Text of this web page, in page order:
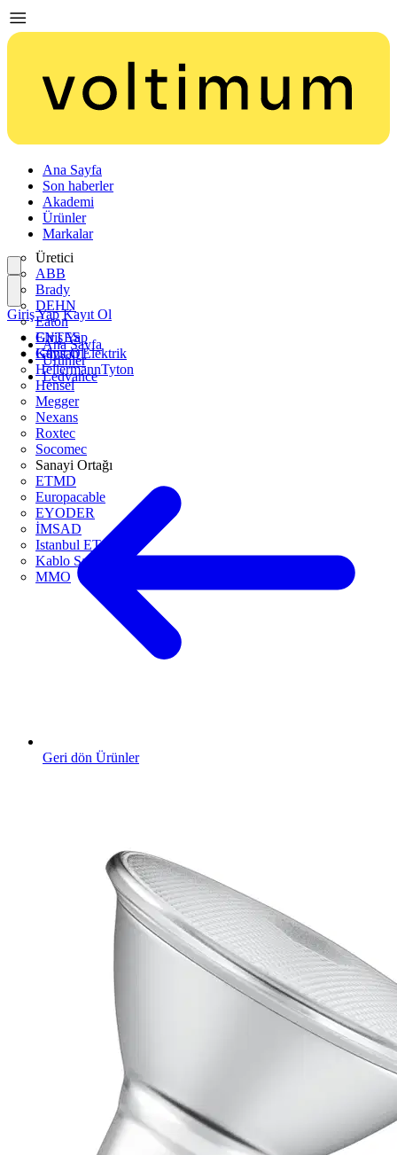
Ana Sayfa
Son haberler
Akademi
Ürünler
Markalar
Üretici
ABB
Brady
DEHN
Eaton
ENTES
Günsan Elektrik
HellermannTyton
Hensel
Megger
Nexans
Roxtec
Socomec
Sanayi Ortağı
ETMD
Europacable
EYODER
İMSAD
Istanbul ETO
Kablo Sanayicileri Derneği
MMO
Giriş Yap
Kayıt Ol
Giriş Yap Kayıt Ol
Ana Sayfa
Ürünler
Ledvance
Geri dön Ürünler